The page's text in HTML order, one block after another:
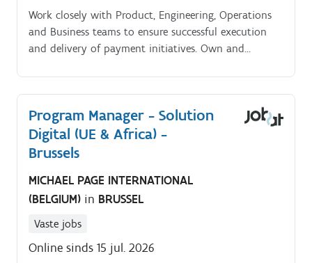
Work closely with Product, Engineering, Operations
and Business teams to ensure successful execution
and delivery of payment initiatives. Own and
acquiring services, payment APIs and card payment
processing flows.
Program Manager - Solution
Digital (UE & Africa) -
Brussels
MICHAEL PAGE INTERNATIONAL
(BELGIUM) in BRUSSEL
Vaste jobs
Online sinds 15 jul. 2026